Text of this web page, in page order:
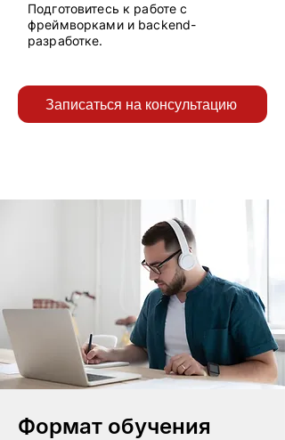
Подготовитесь к работе с
фреймворками и backend-
разработке.
Записаться на консультацию
Формат обучения